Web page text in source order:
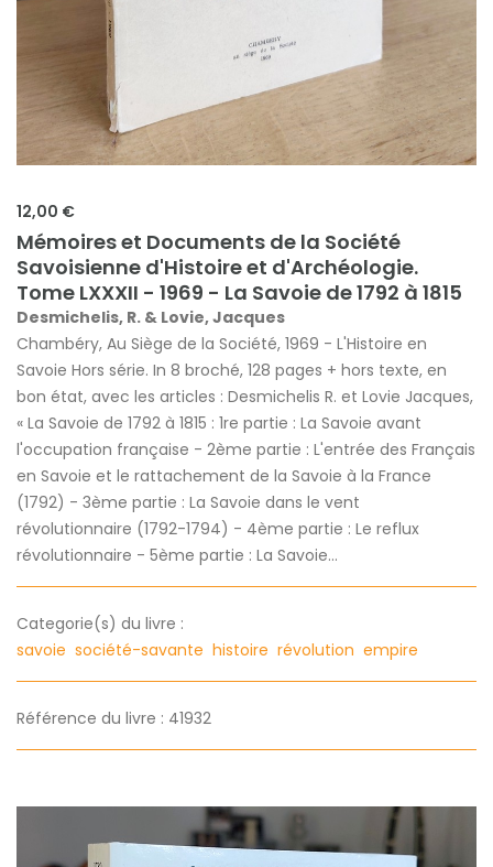
12,00 €
Mémoires et Documents de la Société
Savoisienne d'Histoire et d'Archéologie.
Tome LXXXII - 1969 - La Savoie de 1792 à 1815
Desmichelis, R. & Lovie, Jacques
Chambéry, Au Siège de la Société, 1969 - L'Histoire en
Savoie Hors série. In 8 broché, 128 pages + hors texte, en
bon état, avec les articles : Desmichelis R. et Lovie Jacques,
« La Savoie de 1792 à 1815 : 1re partie : La Savoie avant
l'occupation française - 2ème partie : L'entrée des Français
en Savoie et le rattachement de la Savoie à la France
(1792) - 3ème partie : La Savoie dans le vent
révolutionnaire (1792-1794) - 4ème partie : Le reflux
révolutionnaire - 5ème partie : La Savoie...
Categorie(s) du livre :
savoie société-savante histoire révolution empire
Référence du livre : 41932